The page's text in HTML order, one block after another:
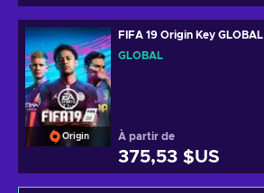
Origin
FIFA 19 Origin Key GLOBAL
GLOBAL
À partir de
375,53 $US